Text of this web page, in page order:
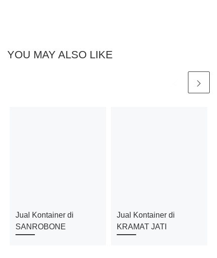
YOU MAY ALSO LIKE
Jual Kontainer di
SANROBONE
Jual Kontainer di
KRAMAT JATI